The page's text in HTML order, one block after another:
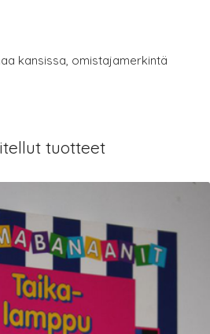
kansissa, omistajamerkintä
tuotteet